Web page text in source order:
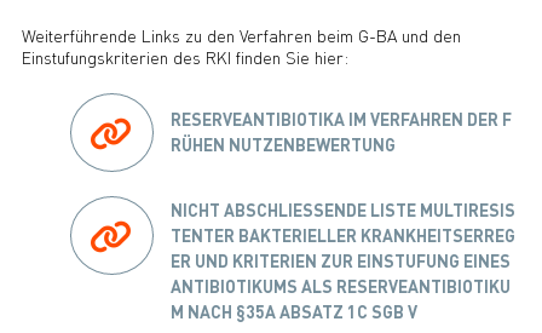
Weiterführende Links zu den Verfahren beim G-BA und den
Einstufungskriterien des RKI finden Sie hier:
RESERVEANTIBIOTIKA IM VERFAHREN DER F
RÜHEN NUTZENBEWERTUNG
NICHT ABSCHLIESSENDE LISTE MULTIRESIS
TENTER BAKTERIELLER KRANKHEITSERREG
ER UND KRITERIEN ZUR EINSTUFUNG EINES
ANTIBIOTIKUMS ALS RESERVEANTIBIOTIKU
M NACH §35A ABSATZ 1C SGB V